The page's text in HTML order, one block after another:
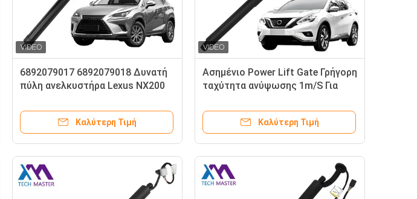
6892079017 6892079018 Δυνατή
πύλη ανελκυστήρα Lexus NX200
τηλεχειριστήριο για μέγιστη
παραγωγικότηταΚαλύτερη Τιμή
Ασημένιο Power Lift Gate Γρήγορη
ταχύτητα ανύψωσης 1m/S Για
Murano 2015-2020 905605AA1A
Καλύτερη Τιμή